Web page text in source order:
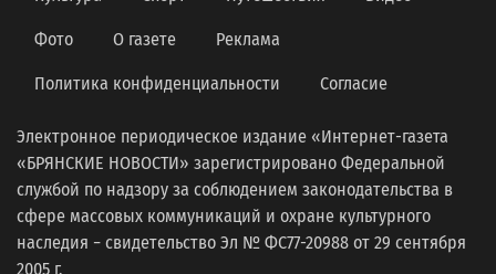
Фото О газете Реклама
Политика конфиденциальности Согласие
Электронное периодическое издание «Интернет-газета
«БРЯНСКИЕ НОВОСТИ» зарегистрировано Федеральной
службой по надзору за соблюдением законодательства в
сфере массовых коммуникаций и охране культурного
наследия − свидетельство Эл № ФС77-20988 от 29 сентября
2005 г.